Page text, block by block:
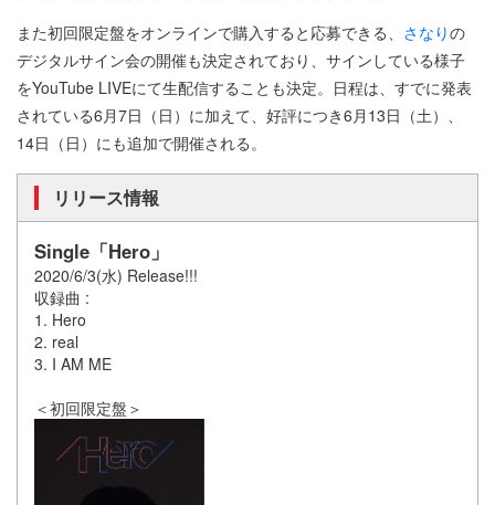
また初回限定盤をオンラインで購入すると応募できる、 さなりの
デジタルサイン会の開催も決定されており、サインしている様子
をYouTube LIVEにて生配信することも決定。日程は、すでに発表
されている6月7日（日）に加えて、好評につき6月13日（土）、
14日（日）にも追加で開催される。
リリース情報
Single「Hero」
2020/6/3(水) Release!!!
収録曲 :
1. Hero
2. real
3. I AM ME
＜初回限定盤＞